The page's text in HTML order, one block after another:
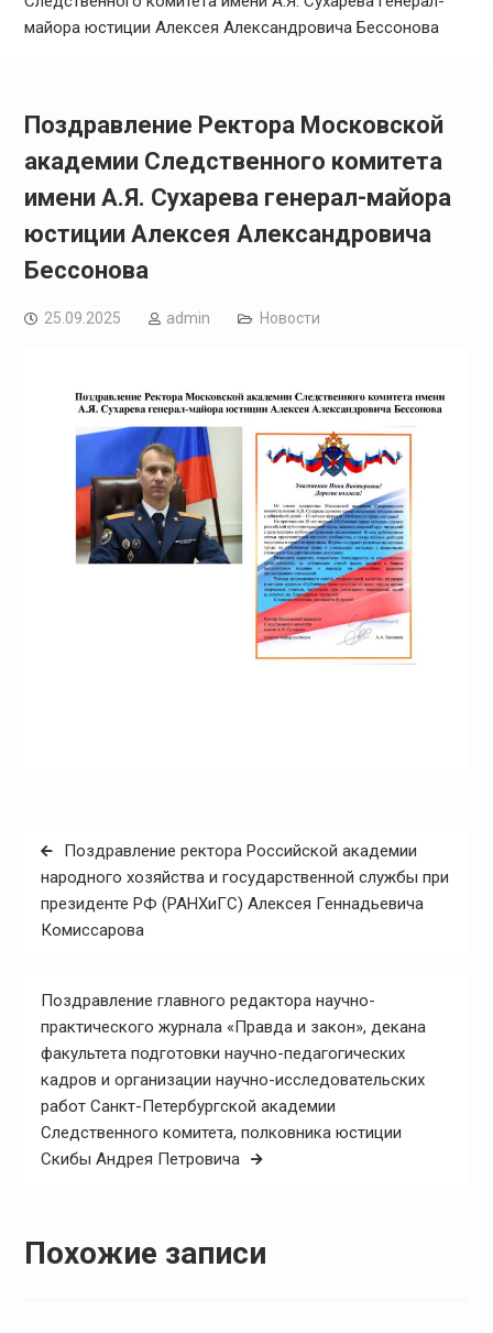
майора юстиции Алексея Александровича Бессонова
Поздравление Ректора Московской
академии Следственного комитета
имени А.Я. Сухарева генерал-майора
юстиции Алексея Александровича
Бессонова
25.09.2025 admin Новости
Навигация
по
записям
Поздравление ректора Российской академии
народного хозяйства и государственной службы при
президенте РФ (РАНХиГС) Алексея Геннадьевича
Комиссарова
Поздравление главного редактора научно-
практического журнала «Правда и закон», декана
факультета подготовки научно-педагогических
кадров и организации научно-исследовательских
работ Санкт-Петербургской академии
Следственного комитета, полковника юстиции
Скибы Андрея Петровича
Похожие записи